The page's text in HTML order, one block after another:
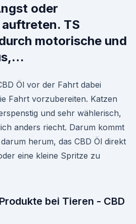
oder
TS
motorische und
Öl vor der Fahrt dabei
Fahrt vorzubereiten. Katzen
und sehr wählerisch,
anders riecht. Darum kommt
herum, das CBD Öl direkt
eine kleine Spritze zu
bei Tieren - CBD